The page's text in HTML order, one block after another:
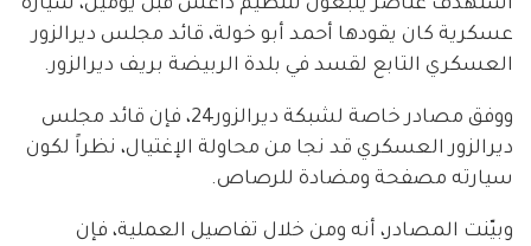
استهدف عناصر يتبعون لتنظيم داعش قبل يومين، سيارة
عسكرية كان يقودها أحمد أبو خولة، قائد مجلس ديرالزور
العسكري التابع لقسد في بلدة الربيضة بريف ديرالزور.
ووفق مصادر خاصة لشبكة ديرالزور24، فإن قائد مجلس
ديرالزور العسكري قد نجا من محاولة الإغتيال، نظراً لكون
سيارته مصفحة ومضادة للرصاص.
وبيّنت المصادر، أنه ومن خلال تفاصيل العملية، فإن